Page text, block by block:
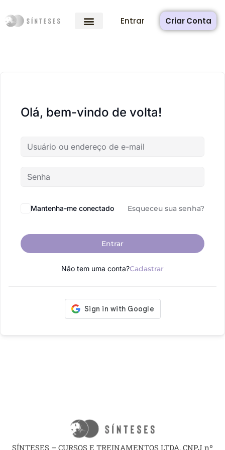
Entrar Criar Conta
Olá, bem-vindo de volta!
Mantenha-me conectado Esqueceu sua senha?
Entrar
Não tem uma conta?Cadastrar
SÍNTESES – CURSOS E TREINAMENTOS LTDA, CNPJ nº